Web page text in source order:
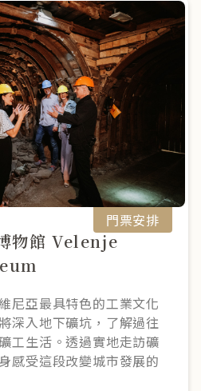
物館 Velenje
尼亞最具特色的工業文化
深入地下礦坑，了解過往
工生活。透過實地走訪礦
感受這段改變城市發展的
門票安排